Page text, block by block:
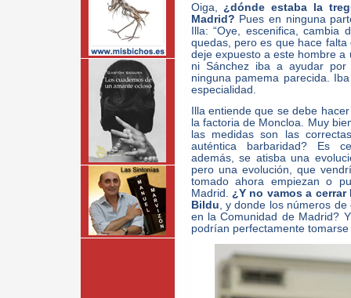
Oiga, ¿dónde estaba la
Madrid? Pues en ninguna
Illa: “Oye, escenifica,
quedas, pero es que hace
deje expuesto a este hombre
ni Sánchez iba a ayudar
ninguna pamema parecida.
especialidad.
Illa entiende que se debe
la factoria de Moncloa. Muy
las medidas son las
auténtica barbaridad? Es
además, se atisba una
pero una evolución, que
tomado ahora empiezan o
Madrid. ¿Y no vamos a
Bildu , y donde los números
en la Comunidad de Madrid?
podrían perfectamente